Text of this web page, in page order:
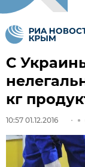
С
кг
10:57 01.12.2016